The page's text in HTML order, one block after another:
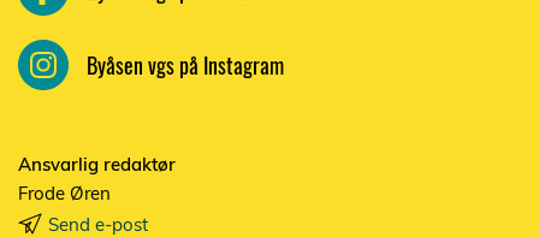
Byåsen vgs på Instagram
Ansvarlig redaktør
Frode Øren
Send e-post